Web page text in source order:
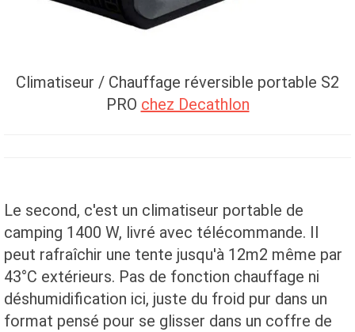
Climatiseur / Chauffage réversible portable S2
PRO chez Decathlon
Le second, c'est un climatiseur portable de
camping 1400 W, livré avec télécommande. Il
peut rafraîchir une tente jusqu'à 12m2 même par
43°C extérieurs. Pas de fonction chauffage ni
déshumidification ici, juste du froid pur dans un
format pensé pour se glisser dans un coffre de